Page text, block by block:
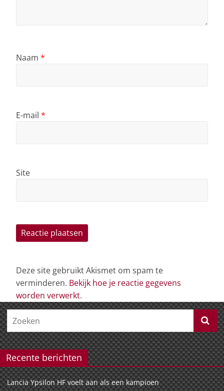
Naam *
E-mail *
Site
Deze site gebruikt Akismet om spam te
verminderen. Bekijk hoe je reactie gegevens
worden verwerkt.
Recente berichten
Lancia Ypsilon HF voelt aan als een kampioen